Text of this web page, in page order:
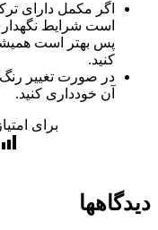
اگر مکمل دارای
است شرایط
پس بهتر است
کنید.
در صورت تغییر
آن خودداری کنید.
برای
دیدگاهها